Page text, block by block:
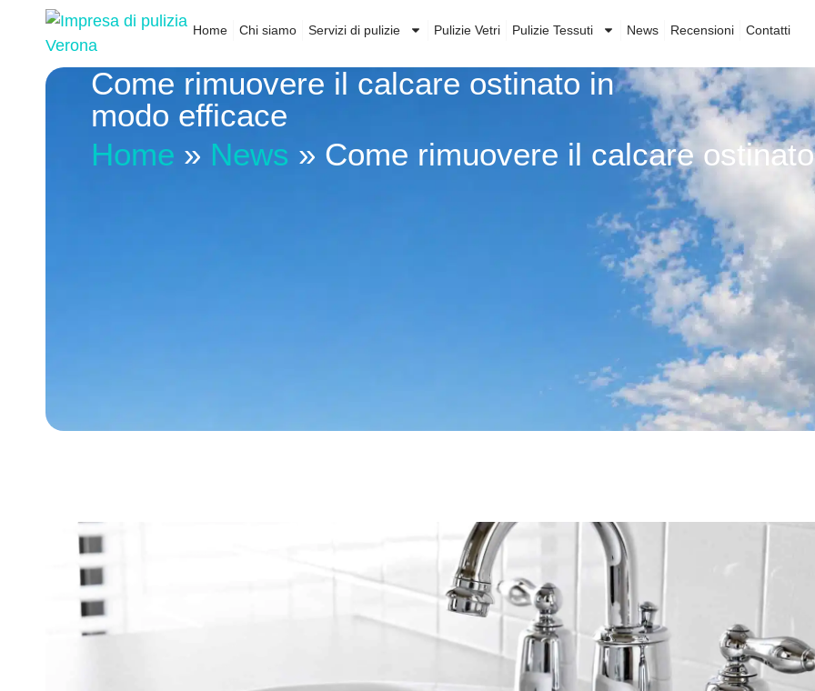
Home Chi siamo Servizi di pulizie Pulizie Vetri Pulizie Tessuti News Recensioni Contatti
Come rimuovere il calcare ostinato in
modo efficace
Home » News » Come rimuovere il calcare